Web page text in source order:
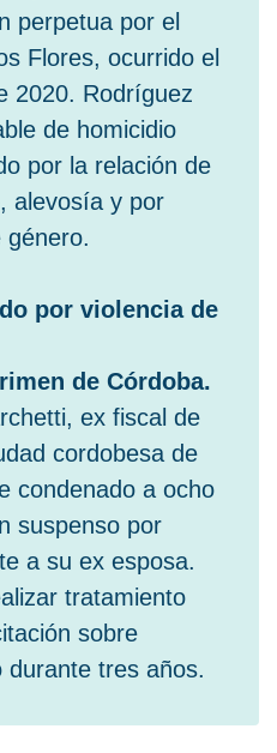
perpetua por el
Flores, ocurrido el
2020. Rodríguez
de homicidio
por la relación de
alevosía y por
género.
por violencia de
de Córdoba.
ex fiscal de
cordobesa de
condenado a ocho
suspenso por
a su ex esposa.
tratamiento
sobre
durante tres años.